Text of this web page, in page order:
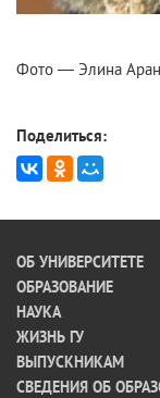
Фото — Элина
Поделиться:
ОБ УНИВЕРСИТЕТЕ
ОБРАЗОВАНИЕ
НАУКА
ЖИЗНЬ ГУ
ВЫПУСКНИКАМ
СВЕДЕНИЯ ОБ